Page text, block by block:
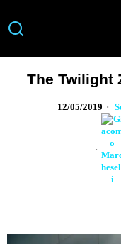
The Twilight
12/05/2019